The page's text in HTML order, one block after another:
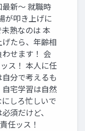
新～ 就職時
が叩き上げに
熟なのは 本
たら、年齢相
せます！ 会
ス！ 本人に任
分で考えるも
宅学習は自然
しろ忙しいで
須だけど、
任ッス！